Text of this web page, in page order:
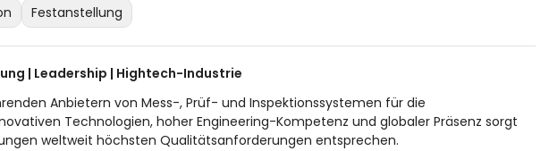
Festanstellung
| Leadership | Hightech-Industrie
Anbietern von Mess-, Prüf- und Inspektionssystemen für die
Technologien, hoher Engineering-Kompetenz und globaler Präsenz sorgt
weltweit höchsten Qualitätsanforderungen entsprechen.